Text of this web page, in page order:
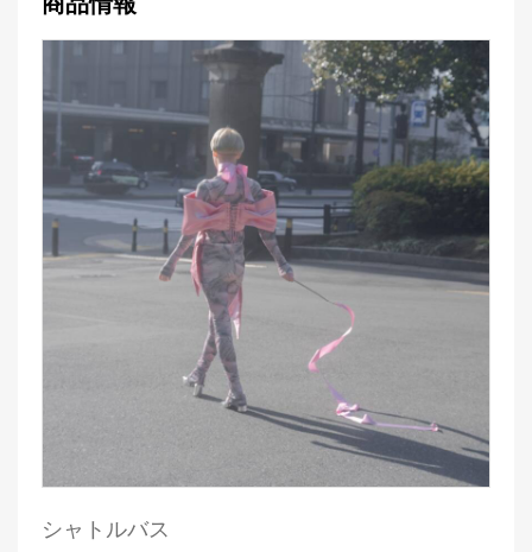
シャトルバス